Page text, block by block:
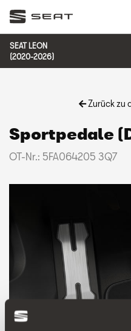
SEAT LEON
(2020-2026)
Zurück zu
Sportpedale
OT-Nr.: 5FA064205 3Q7